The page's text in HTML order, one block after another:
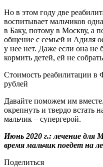
Но в этом году две
воспитывает мальчиков
в Баку, потому в Москву, а
общение с семьей и Адиля
у нее нет. Даже если она не
кормить детей, ей не
Стоимость реабилитации
рублей
Давайте поможем им
окрепнуть и твердо встать
мальчик – супергерой.
Июнь 2020 г.: лечение для
время мальчик поедет на
Поделиться